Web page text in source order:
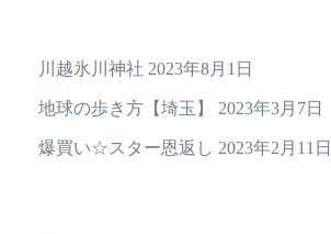
川越氷川神社 2023年8月1日
地球の歩き方【埼玉】 2023年3月7日
爆買い☆スター恩返し 2023年2月11日